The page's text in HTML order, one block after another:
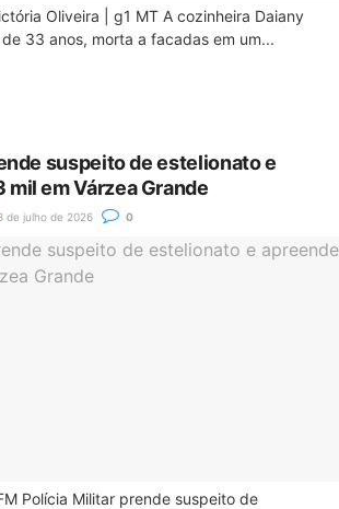
Oliveira | g1 MT A cozinheira Daiany
33 anos, morta a facadas em um...
suspeito de estelionato e
mil em Várzea Grande
de julho de 2026 0
Polícia Militar prende suspeito de